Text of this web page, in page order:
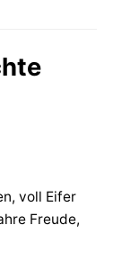
voll Eifer
Freude,